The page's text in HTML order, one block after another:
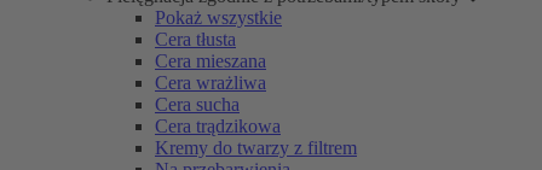
Pokaż wszystkie
Cera tłusta
Cera mieszana
Cera wrażliwa
Cera sucha
Cera trądzikowa
Kremy do twarzy z filtrem